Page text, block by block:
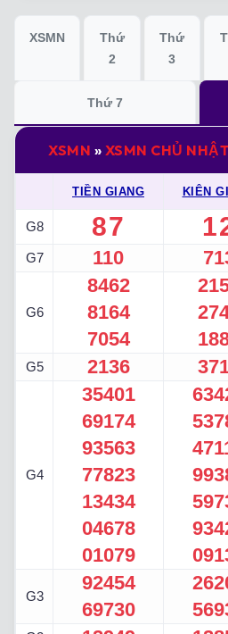
XSMN
Thứ
2
Thứ
3
Thứ 7
XSMN » XSMN CHỦ NHẬT
TIỀN GIANG KIÊN
G8 87
G7 110
G6
8462
8164
7054
G5 2136
G4
35401
69174
93563
77823
13434
04678
01079
G3
92454
69730